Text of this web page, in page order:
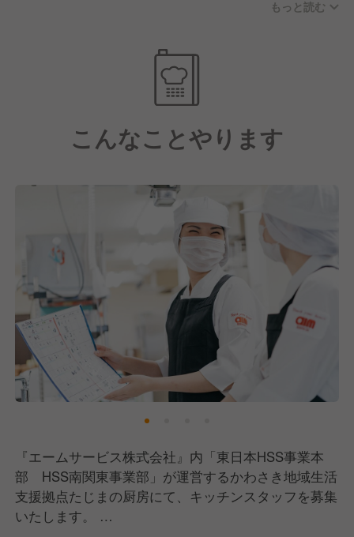
お休みに関しては年間休日122日(月8〜11日休み)、実
働8時間/日の実施をおこない、残業代も別途支給とな
さらに子育て支援や各種手当も充実している点や、産
業医・保健師を中心に健康支援を徹底し、一人ひとり
が健康でいられるように様々な取り組みをおこなって
ょう。
【しっかりとスキルアップ・キャリアアップもできま
す！】
そして私たちは日本最大級の給食・ホスピタリティサ
ービス企業として在り続けています。
これには今働いてくれている社員一人ひとりの成長が
あってこそだと考えており、だからこそスキルアッ
プ・キャリアアップの環境づくりに力を入れていま
す。
企業内学校「わたしアカデミー」では、オンラインと
対面を組み合わせた充実の研修制度を用意していま
す。
メニュープランや基礎栄養はもちろん、様々なジャン
ルの学びを提供しており、資格取得支援制度も充実。
特に管理栄養士取得支援プログラムは多くの社員に活
もっと読む
こんなことやります
『エームサービス株式会社』内「東日本HSS事業本
部 HSS南関東事業部」が運営するかわさき地域生活
支援拠点たじまの厨房にて、キッチンスタッフを募集
いたします。